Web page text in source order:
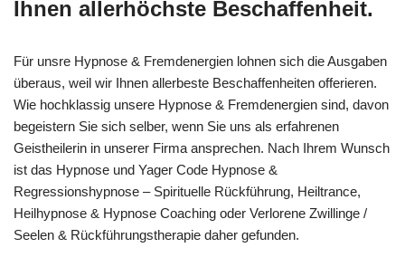
Ihnen allerhöchste Beschaffenheit.
Für unsre Hypnose & Fremdenergien lohnen sich die Ausgaben
überaus, weil wir Ihnen allerbeste Beschaffenheiten offerieren.
Wie hochklassig unsere Hypnose & Fremdenergien sind, davon
begeistern Sie sich selber, wenn Sie uns als erfahrenen
Geistheilerin in unserer Firma ansprechen. Nach Ihrem Wunsch
ist das Hypnose und Yager Code Hypnose &
Regressionshypnose – Spirituelle Rückführung, Heiltrance,
Heilhypnose & Hypnose Coaching oder Verlorene Zwillinge /
Seelen & Rückführungstherapie daher gefunden.